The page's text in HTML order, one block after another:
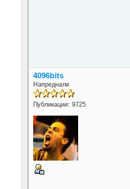
4096bits
Напреднали
Публикации: 9725